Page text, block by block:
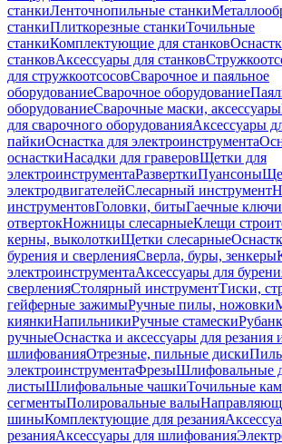
станкиЛенточнопильные станки
станкиПлиткорезные станкиТочильные
станкиКомплектующие для станков
станковАксессуары для станков
для стружкоотсосовСварочное и паяльное
оборудованиеСварочное оборудование
оборудованиеСварочные маски, аксессуары
для сварочного оборудованияАксессуары
пайкиОснастка для электроинструмента
оснасткиНасадки для граверовЩетки для
электроинструментаРазверткиПуансоны
электродвигателейСлесарный инструмент
инструментовГоловки, битыГаечные ключи
отвертокНожницы слесарныеКлещи
керны, выколоткиЩетки слесарные
бурения и сверленияСверла, буры, зенкеры
электроинструментаАксессуары для
сверленияСтолярный инструментТиски,
гейферные зажимыРучные пилы, ножовки
киянкиНапильникиРучные стамески
ручныеОснастка и аксессуары для резания
шлифованияОтрезные, пильные диски
электроинструментаФрезыШлифовальные
листыШлифовальные чашкиТочильные
сегментыПолировальные валы
шиныКомплектующие для резания
резанияАксессуары для шлифования